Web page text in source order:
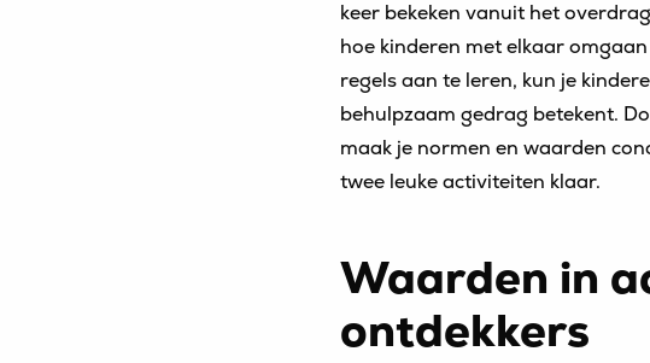
keer bekeken vanuit het
hoe kinderen met elkaar
regels aan te leren, kun je
behulpzaam gedrag betekent.
maak je normen en waarden
twee leuke activiteiten klaar.
Waarden in
ontdekkers